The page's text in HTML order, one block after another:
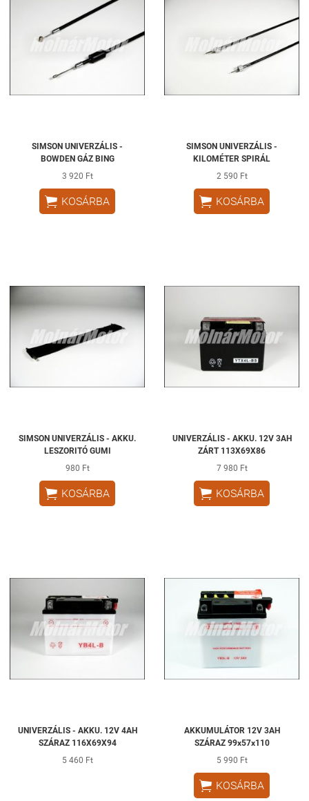
SIMSON UNIVERZÁLIS -
BOWDEN GÁZ BING
3 920 Ft
 KOSÁRBA
SIMSON UNIVERZÁLIS -
KILOMÉTER SPIRÁL
2 590 Ft
 KOSÁRBA
SIMSON UNIVERZÁLIS - AKKU.
LESZORITÓ GUMI
980 Ft
 KOSÁRBA
UNIVERZÁLIS - AKKU. 12V 3AH
ZÁRT 113X69X86
7 980 Ft
 KOSÁRBA
UNIVERZÁLIS - AKKU. 12V 4AH
SZÁRAZ 116X69X94
5 460 Ft
AKKUMULÁTOR 12V 3AH
SZÁRAZ 99x57x110
5 990 Ft
 KOSÁRBA